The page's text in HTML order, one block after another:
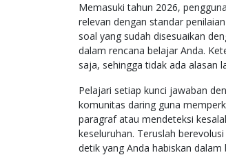
Memasuki tahun 2026,
relevan dengan standar
soal yang sudah disesuaikan
dalam rencana belajar Anda.
saja, sehingga tidak ada alasan
Pelajari setiap kunci jawaban
komunitas daring guna
paragraf atau mendeteksi
keseluruhan. Teruslah
detik yang Anda habiskan